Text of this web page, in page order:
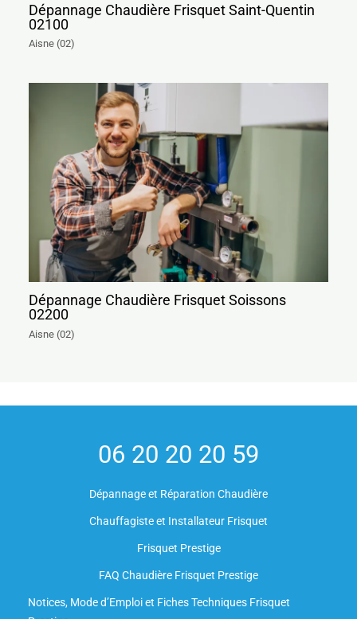
Dépannage Chaudière Frisquet Saint-Quentin
02100
Aisne (02)
Dépannage Chaudière Frisquet Soissons
02200
Aisne (02)
06 20 20 20 59
Dépannage et Réparation Chaudière
Chauffagiste et Installateur Frisquet
Frisquet Prestige
FAQ Chaudière Frisquet Prestige
Notices, Mode d’Emploi et Fiches Techniques Frisquet